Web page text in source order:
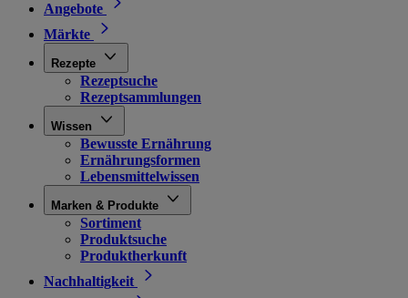
Angebote
Märkte
Rezepte
Rezeptsuche
Rezeptsammlungen
Wissen
Bewusste Ernährung
Ernährungsformen
Lebensmittelwissen
Marken & Produkte
Sortiment
Produktsuche
Produktherkunft
Nachhaltigkeit